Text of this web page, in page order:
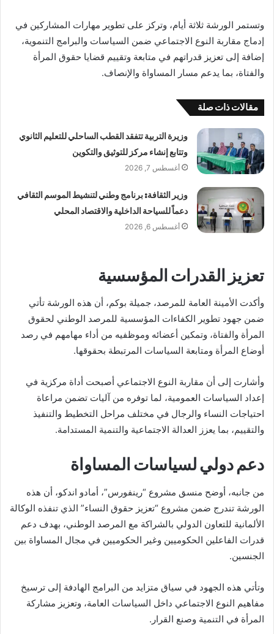
وتستمر الورشة ثلاثة أيام، وتركز على تطوير مهارات المشاركين في
إدماج مقاربة النوع الاجتماعي ضمن السياسات والبرامج التنموية،
إضافة إلى تعزيز قدراتهم في متابعة وتقييم قضايا حقوق المرأة
والفتاة، بما يدعم مسار المساواة والإنصاف.
مقالات ذات صلة
وزيرة التربية تتفقد القطب الساحلي للتعليم الثانوي
وتتابع إنشاء مركز للتوثيق والتكوين
أغسطس 7, 2026
وزير الثقافة: برنامج وطني لتنشيط الموسم الثقافي
دعماً للسياحة الداخلية والاقتصاد المحلي
أغسطس 6, 2026
تعزيز القدرات المؤسسية
وأكدت الأمينة العامة للمرصد، جميلة بوكم، أن هذه الورشة تأتي
ضمن جهود تطوير الكفاءات المؤسسية للمرصد الوطني لحقوق
المرأة والفتاة، وتمكين أعضائه وموظفيه من أداء مهامهم في رصد
أوضاع المرأة ومتابعة السياسات المرتبطة بحقوقها.
وأشارت إلى أن مقاربة النوع الاجتماعي أصبحت أداة مركزية في
إعداد السياسات العمومية، لما توفره من آليات تضمن مراعاة
احتياجات النساء والرجال في مختلف مراحل التخطيط والتنفيذ
والتقييم، بما يعزز العدالة الاجتماعية والتنمية المستدامة.
دعم دولي لسياسات المساواة
من جانبه، أوضح منسق مشروع “رينفورس”، أمادو اندكو، أن هذه
الورشة تندرج ضمن مشروع “تعزيز حقوق النساء” الذي تنفذه الوكالة
الألمانية للتعاون الدولي بالشراكة مع المرصد الوطني، بهدف دعم
قدرات الفاعلين الحكوميين وغير الحكوميين في مجال المساواة بين
الجنسين.
وتأتي هذه الجهود في سياق متزايد من البرامج الهادفة إلى ترسيخ
مفاهيم النوع الاجتماعي داخل السياسات العامة، وتعزيز مشاركة
المرأة في التنمية وصنع القرار.